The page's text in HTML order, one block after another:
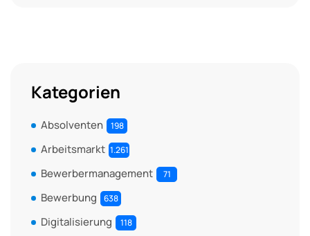
Kategorien
Absolventen 198
Arbeitsmarkt 1.261
Bewerbermanagement 71
Bewerbung 638
Digitalisierung 118